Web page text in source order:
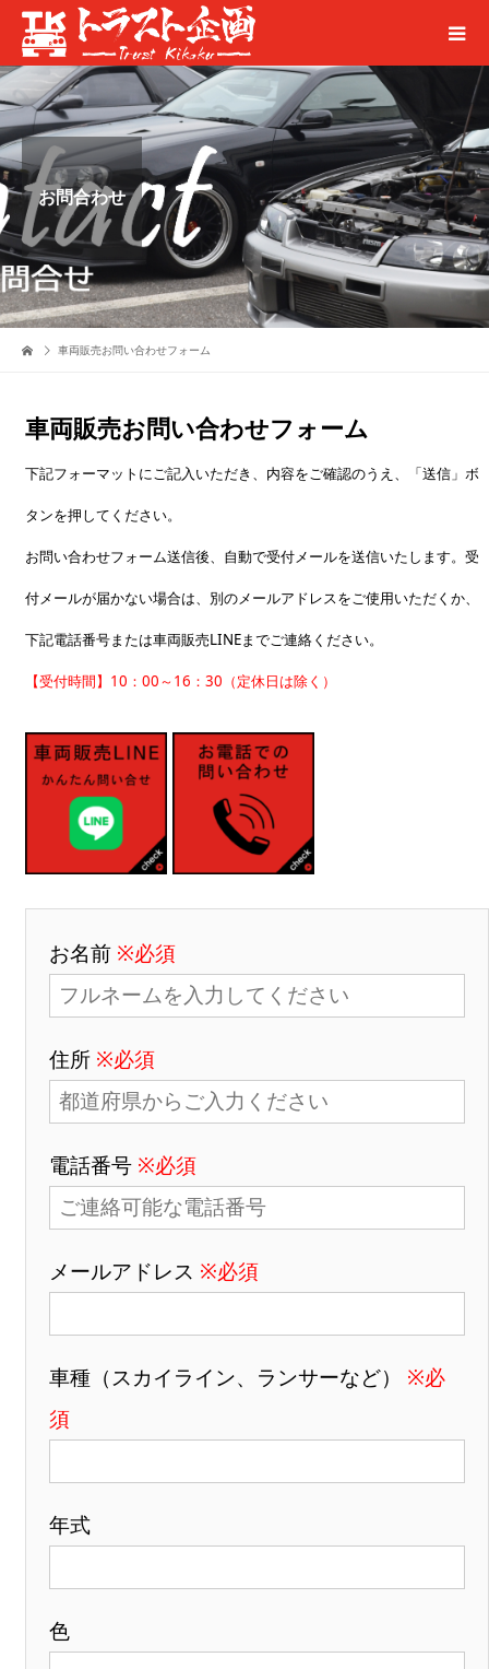
お問合わせ
車両販売お問い合わせフォーム
車両販売お問い合わせフォーム
下記フォーマットにご記入いただき、内容をご確認のうえ、「送信」ボ
タンを押してください。
お問い合わせフォーム送信後、自動で受付メールを送信いたします。受
付メールが届かない場合は、別のメールアドレスをご使用いただくか、
下記電話番号または車両販売LINEまでご連絡ください。
【受付時間】10：00～16：30（定休日は除く）
お名前 ※必須
住所 ※必須
電話番号 ※必須
メールアドレス ※必須
車種（スカイライン、ランサーなど） ※必
須
年式
色